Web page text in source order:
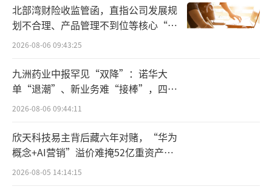
北部湾财险收监管函，直指公司发展规
划不合理、产品管理不到位等核心“痛
点”
2026-08-06 09:43:25
九洲药业中报罕见“双降”：诺华大
单“退潮”、新业务难“接棒”，四大
难关待闯
2026-08-06 09:44:11
欣天科技易主背后藏六年对赌，“华为
概念+AI营销”溢价难掩52亿重资产考
验
2026-08-05 14:14:15